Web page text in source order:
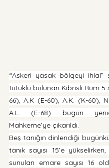
“Askeri yasak bölgeyi ihlal”
tutuklu bulunan Kıbrıslı Rum 5
66), A.K (E-60), A.K. (K-60),
A.L. (E-68) bugün
Mahkeme’ye çıkarıldı.
Beş tanığın dinlendiği
tanık sayısı 15’e
sunulan emare sayısı 16